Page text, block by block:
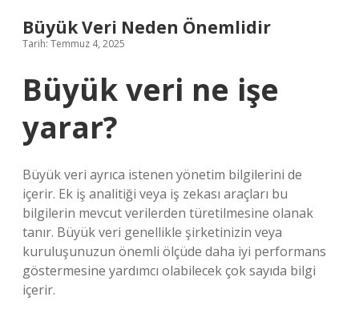
Büyük Veri Neden Önemlidir
Tarih: Temmuz 4, 2025
Büyük veri ne işe
yarar?
Büyük veri ayrıca istenen yönetim bilgilerini de
içerir. Ek iş analitiği veya iş zekası araçları bu
bilgilerin mevcut verilerden türetilmesine olanak
tanır. Büyük veri genellikle şirketinizin veya
kuruluşunuzun önemli ölçüde daha iyi performans
göstermesine yardımcı olabilecek çok sayıda bilgi
içerir.